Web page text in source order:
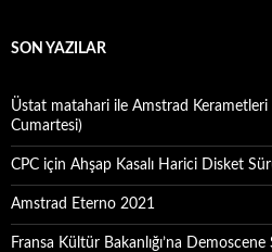
SON YAZILAR
Üstat matahari ile Amstrad
Cumartesi)
CPC için Ahşap Kasalı Harici Disket
Amstrad Eterno 2021
Fransa Kültür Bakanlığı’na